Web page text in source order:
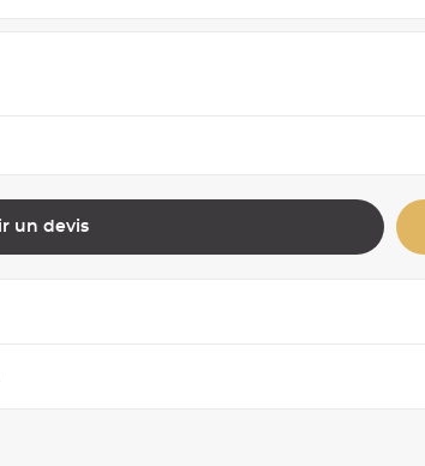
un devis